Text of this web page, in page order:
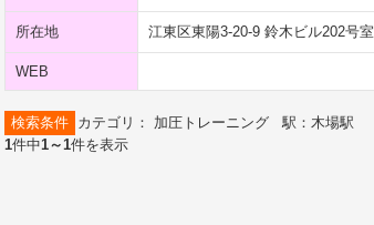
所在地 江東区東陽3-20-9 鈴木ビル202号室
WEB
検索条件 カテゴリ： 加圧トレーニング 駅：木場駅
1件中1～1件を表示